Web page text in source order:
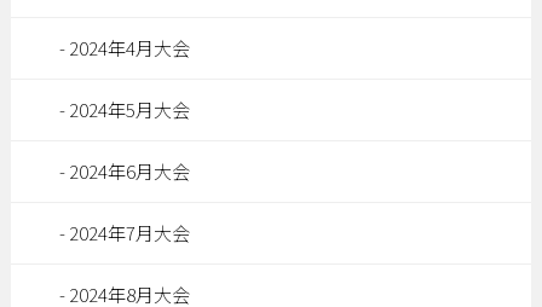
2024年4月大会
2024年5月大会
2024年6月大会
2024年7月大会
2024年8月大会